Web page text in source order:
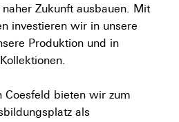
Zukunft ausbauen. Mit
investieren wir in unsere
Produktion und in
Coesfeld bieten wir zum
als